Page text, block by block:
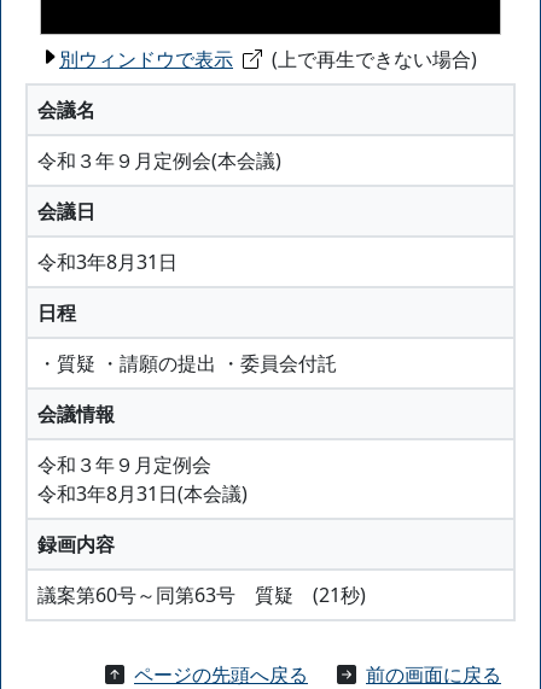
別ウィンドウで表示
(上で再生できない場合)
会議名
令和３年９月定例会(本会議)
会議日
令和3年8月31日
日程
・質疑 ・請願の提出 ・委員会付託
会議情報
令和３年９月定例会
令和3年8月31日(本会議)
録画内容
議案第60号～同第63号 質疑 (21秒)
ページの先頭へ戻る
前の画面に戻る